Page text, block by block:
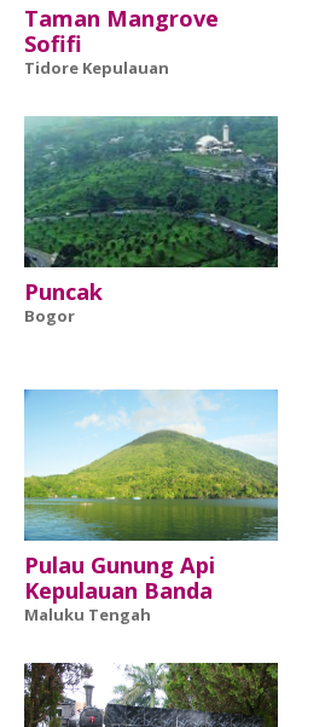
Taman Mangrove
Sofifi
Tidore Kepulauan
Puncak
Bogor
Pulau Gunung Api
Kepulauan Banda
Maluku Tengah